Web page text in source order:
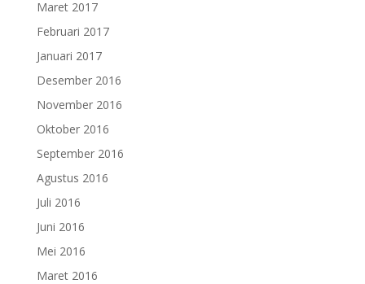
Maret 2017
Februari 2017
Januari 2017
Desember 2016
November 2016
Oktober 2016
September 2016
Agustus 2016
Juli 2016
Juni 2016
Mei 2016
Maret 2016